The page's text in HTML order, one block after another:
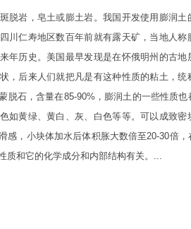
脱岩，皂土或膨土岩。我国开发使用膨润土
川仁寿地区数百年前就有露天矿，当地人称
年历史。美国最早发现是在怀俄明州的古地
，后来人们就把凡是有这种性质的粘土，统
脱石，含量在85-90%，膨润土的一些性质也
如黄绿、黄白、灰、白色等等。可以成致密
感，小块体加水后体积胀大数倍至20-30倍
质和它的化学成分和内部结构有关。...